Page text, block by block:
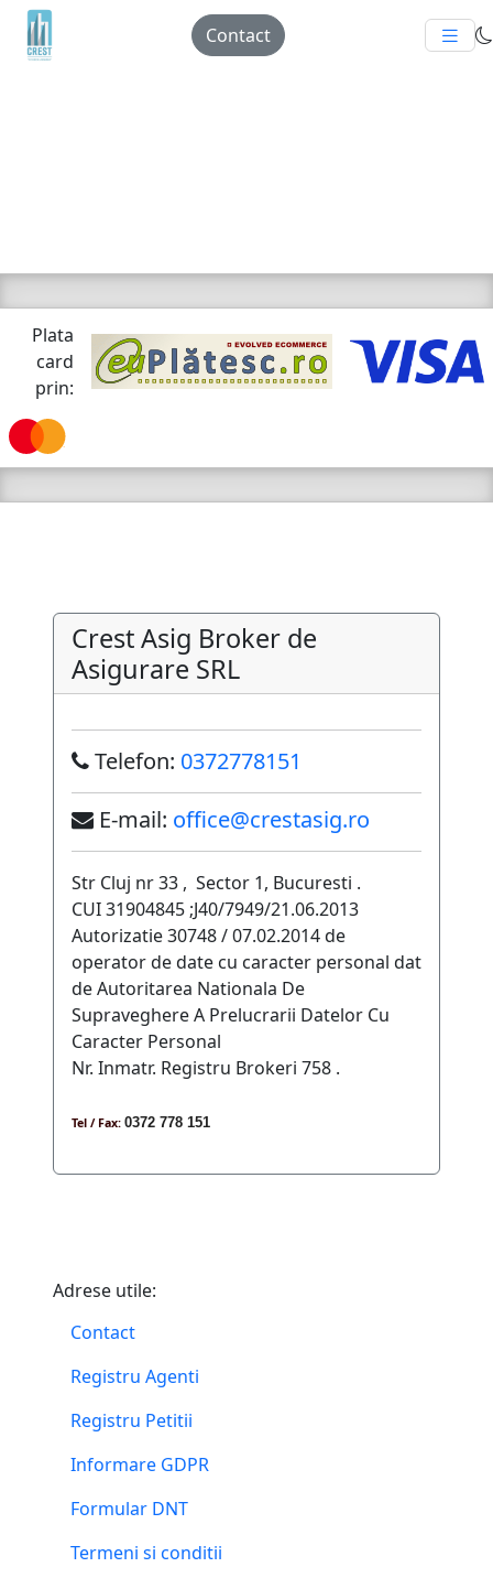
Contact
Plata
card
prin:
Crest Asig Broker de
Asigurare SRL
Telefon: 0372778151
E-mail: office@crestasig.ro
Str Cluj nr 33 , Sector 1, Bucuresti .
CUI 31904845 ;J40/7949/21.06.2013
Autorizatie 30748 / 07.02.2014 de
operator de date cu caracter personal dat
de Autoritarea Nationala De
Supraveghere A Prelucrarii Datelor Cu
Caracter Personal
Nr. Inmatr. Registru Brokeri 758 .
Tel / Fax: 0372 778 151
Adrese utile:
Contact
Registru Agenti
Registru Petitii
Informare GDPR
Formular DNT
Termeni si conditii